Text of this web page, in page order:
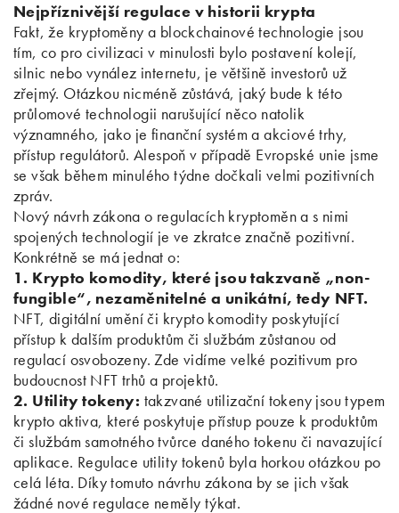
Nejpříznivější regulace v historii krypta
Fakt, že kryptoměny a blockchainové technologie jsou
tím, co pro civilizaci v minulosti bylo postavení kolejí,
silnic nebo vynález internetu, je většině investorů už
zřejmý. Otázkou nicméně zůstává, jaký bude k této
průlomové technologii narušující něco natolik
významného, jako je finanční systém a akciové trhy,
přístup regulátorů. Alespoň v případě Evropské unie jsme
se však během minulého týdne dočkali velmi pozitivních
zpráv.
Nový návrh zákona o regulacích kryptoměn a s nimi
spojených technologií je ve zkratce značně pozitivní.
Konkrétně se má jednat o:
1. Krypto komodity, které jsou takzvaně „non-
fungible“, nezaměnitelné a unikátní, tedy NFT.
NFT, digitální umění či krypto komodity poskytující
přístup k dalším produktům či službám zůstanou od
regulací osvobozeny. Zde vidíme velké pozitivum pro
budoucnost NFT trhů a projektů.
2. Utility tokeny: takzvané utilizační tokeny jsou typem
krypto aktiva, které poskytuje přístup pouze k produktům
či službám samotného tvůrce daného tokenu či navazující
aplikace. Regulace utility tokenů byla horkou otázkou po
celá léta. Díky tomuto návrhu zákona by se jich však
žádné nové regulace neměly týkat.